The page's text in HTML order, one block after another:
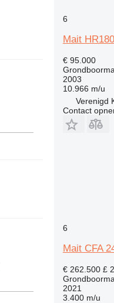
6
Mait HR180
€ 95.000
2003
10.966 m/u
Verenigd
Contact
6
Mait CFA
€ 262.500 £
2021
3.400 m/u